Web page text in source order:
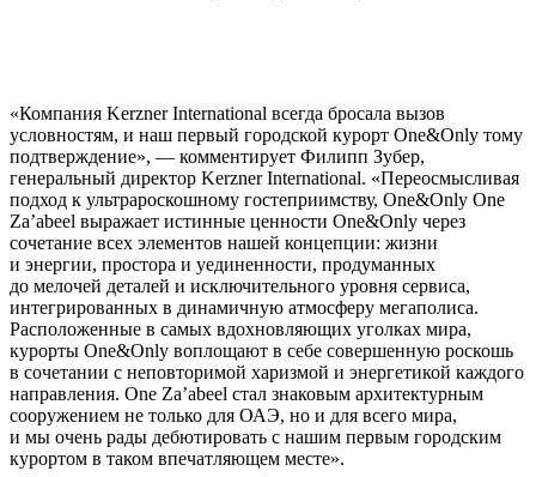
«Компания Kerzner International всегда бросала вызов
условностям, и наш первый городской курорт One&Only тому
подтверждение», — комментирует Филипп Зубер,
генеральный директор Kerzner International. «Переосмысливая
подход к ультрароскошному гостеприимству, One&Only One
Za’abeel выражает истинные ценности One&Only через
сочетание всех элементов нашей концепции: жизни
и энергии, простора и уединенности, продуманных
до мелочей деталей и исключительного уровня сервиса,
интегрированных в динамичную атмосферу мегаполиса.
Расположенные в самых вдохновляющих уголках мира,
курорты One&Only воплощают в себе совершенную роскошь
в сочетании с неповторимой харизмой и энергетикой каждого
направления. One Za’abeel стал знаковым архитектурным
сооружением не только для ОАЭ, но и для всего мира,
и мы очень рады дебютировать с нашим первым городским
курортом в таком впечатляющем месте».